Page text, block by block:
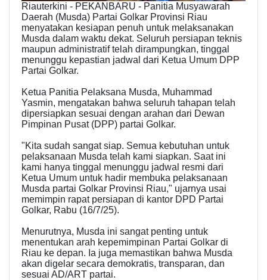
Riauterkini - PEKANBARU - Panitia Musyawarah
Daerah (Musda) Partai Golkar Provinsi Riau
menyatakan kesiapan penuh untuk melaksanakan
Musda dalam waktu dekat. Seluruh persiapan teknis
maupun administratif telah dirampungkan, tinggal
menunggu kepastian jadwal dari Ketua Umum DPP
Partai Golkar.
Ketua Panitia Pelaksana Musda, Muhammad
Yasmin, mengatakan bahwa seluruh tahapan telah
dipersiapkan sesuai dengan arahan dari Dewan
Pimpinan Pusat (DPP) partai Golkar.
"Kita sudah sangat siap. Semua kebutuhan untuk
pelaksanaan Musda telah kami siapkan. Saat ini
kami hanya tinggal menunggu jadwal resmi dari
Ketua Umum untuk hadir membuka pelaksanaan
Musda partai Golkar Provinsi Riau," ujarnya usai
memimpin rapat persiapan di kantor DPD Partai
Golkar, Rabu (16/7/25).
Menurutnya, Musda ini sangat penting untuk
menentukan arah kepemimpinan Partai Golkar di
Riau ke depan. Ia juga memastikan bahwa Musda
akan digelar secara demokratis, transparan, dan
sesuai AD/ART partai.